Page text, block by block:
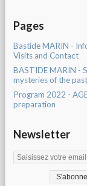
Pages
Bastide MARIN -
Visits and Contact
BASTIDE MARIN -
mysteries of the past
Program 2022 -
preparation
Newsletter